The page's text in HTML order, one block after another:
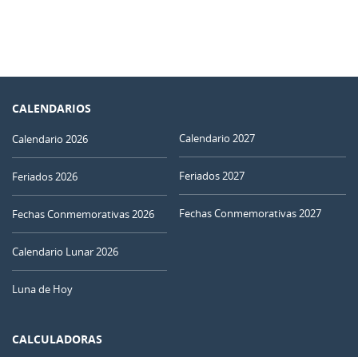
CALENDARIOS
Calendario 2026
Feriados 2026
Fechas Conmemorativas 2026
Calendario Lunar 2026
Luna de Hoy
Calendario 2027
Feriados 2027
Fechas Conmemorativas 2027
CALCULADORAS